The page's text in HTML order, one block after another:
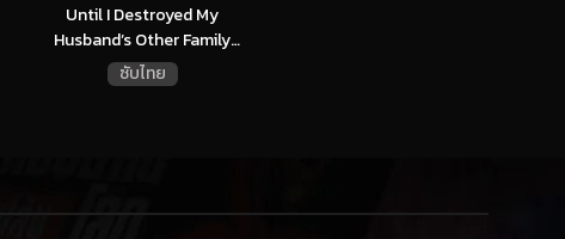
Until I Destroyed My
Husband’s Other Family
(2024)...
ซับไทย